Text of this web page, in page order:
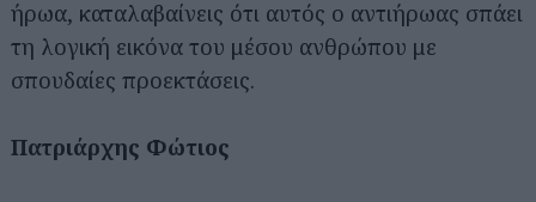
ήρωα, καταλαβαίνεις ότι αυτός ο αντιήρωας σπάει
τη λογική εικόνα του μέσου ανθρώπου με
σπουδαίες προεκτάσεις.
Πατριάρχης Φώτιος